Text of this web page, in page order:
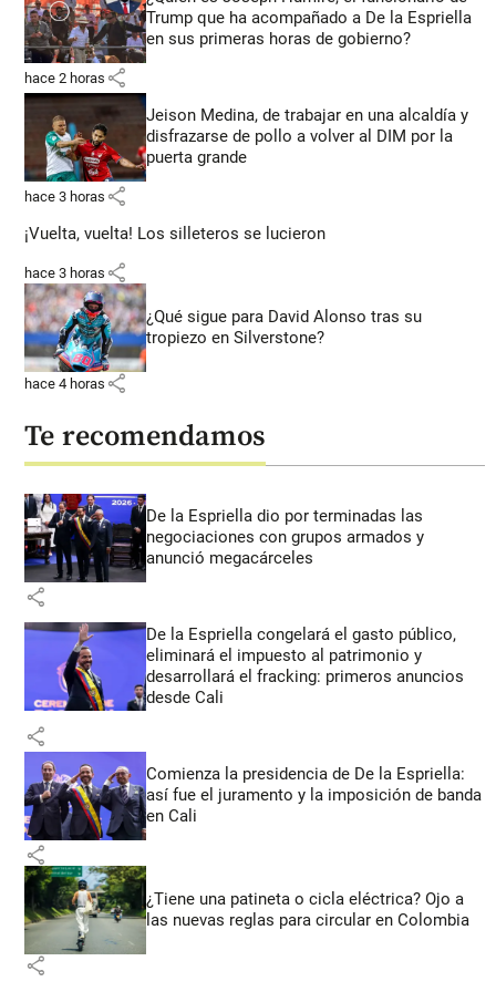
Trump que ha acompañado a De la Espriella
en sus primeras horas de gobierno?
hace 2 horas share
Jeison Medina, de trabajar en una alcaldía y
disfrazarse de pollo a volver al DIM por la
puerta grande
hace 3 horas share
¡Vuelta, vuelta! Los silleteros se lucieron
hace 3 horas share
¿Qué sigue para David Alonso tras su
tropiezo en Silverstone?
hace 4 horas share
Te recomendamos
De la Espriella dio por terminadas las
negociaciones con grupos armados y
anunció megacárceles
share
De la Espriella congelará el gasto público,
eliminará el impuesto al patrimonio y
desarrollará el fracking: primeros anuncios
desde Cali
share
Comienza la presidencia de De la Espriella:
así fue el juramento y la imposición de banda
en Cali
share
¿Tiene una patineta o cicla eléctrica? Ojo a
las nuevas reglas para circular en Colombia
share